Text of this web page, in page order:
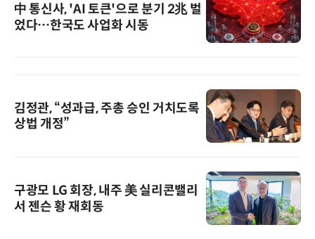
中 통신사, 'AI 토큰'으로 분기 2兆 벌
었다…한국도 사업화 시동
김정관, “성과급, 주총 승인 거치도록
상법 개정”
구광모 LG 회장, 내주 美 실리콘밸리
서 젠슨 황 재회동